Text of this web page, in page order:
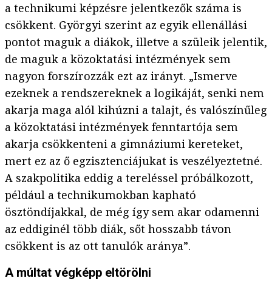
a technikumi képzésre jelentkezők száma is
csökkent. Györgyi szerint az egyik ellenállási
pontot maguk a diákok, illetve a szüleik jelentik,
de maguk a közoktatási intézmények sem
nagyon forszírozzák ezt az irányt. „Ismerve
ezeknek a rendszereknek a logikáját, senki nem
akarja maga alól kihúzni a talajt, és valószínűleg
a közoktatási intézmények fenntartója sem
akarja csökkenteni a gimnáziumi kereteket,
mert ez az ő egzisztenciájukat is veszélyeztetné.
A szakpolitika eddig a tereléssel próbálkozott,
például a technikumokban kapható
ösztöndíjakkal, de még így sem akar odamenni
az eddiginél több diák, sőt hosszabb távon
csökkent is az ott tanulók aránya”.
A múltat végképp eltörölni